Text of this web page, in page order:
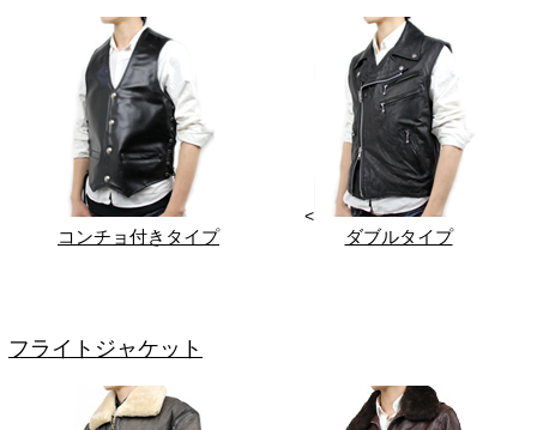
コンチョ付きタイプ
<
ダブルタイプ
フライトジャケット